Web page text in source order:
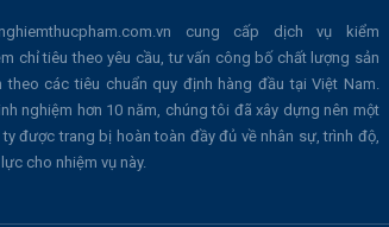
cung cấp dịch vụ kiểm
chỉ tiêu theo yêu cầu, tư vấn công bố chất lượng sản
theo các tiêu chuẩn quy định hàng đầu tại Việt Nam.
nghiệm hơn 10 năm, chúng tôi đã xây dựng nên một
được trang bị hoàn toàn đầy đủ về nhân sự, trình độ,
cho nhiệm vụ này.